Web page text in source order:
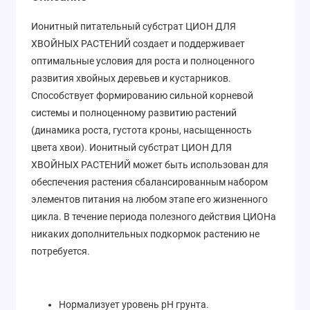
Ионитный питательный субстрат ЦИОН ДЛЯ
ХВОЙНЫХ РАСТЕНИЙ создает и поддерживает
оптимальные условия для роста и полноценного
развития хвойных деревьев и кустарников.
Способствует формированию сильной корневой
системы и полноценному развитию растений
(динамика роста, густота кроны, насыщенность
цвета хвои). Ионитный субстрат ЦИОН ДЛЯ
ХВОЙНЫХ РАСТЕНИЙ может быть использован для
обеспечения растения сбалансированным набором
элементов питания на любом этапе его жизненного
цикла. В течение периода полезного действия ЦИОНа
никаких дополнительных подкормок растению не
потребуется.
Нормализует уровень рН грунта.